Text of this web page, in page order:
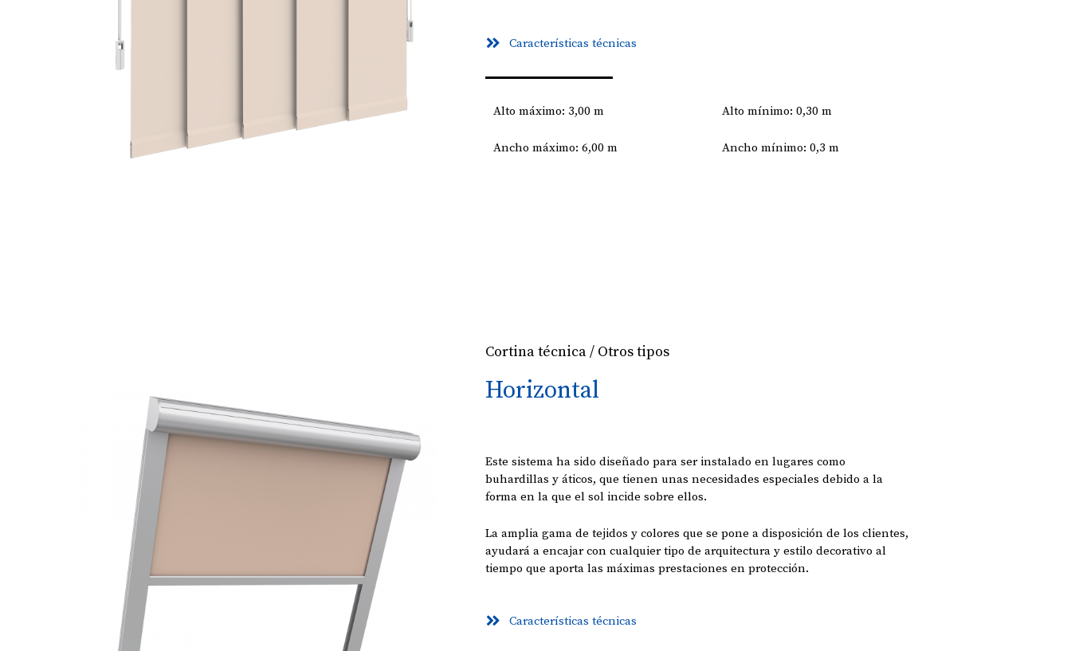
Características técnicas
Alto máximo: 3,00 m
Ancho máximo: 6,00 m
Alto mínimo: 0,30 m
Ancho mínimo: 0,3 m
Cortina técnica / Otros tipos
Horizontal
Este sistema ha sido diseñado para ser instalado en lugares como
buhardillas y áticos, que tienen unas necesidades especiales debido a la
forma en la que el sol incide sobre ellos.
La amplia gama de tejidos y colores que se pone a disposición de los clientes,
ayudará a encajar con cualquier tipo de arquitectura y estilo decorativo al
tiempo que aporta las máximas prestaciones en protección.
Características técnicas